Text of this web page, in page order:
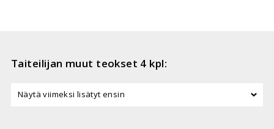
Taiteilijan muut teokset 4 kpl: